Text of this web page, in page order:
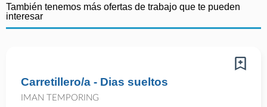
También tenemos más ofertas de trabajo que te pueden
interesar
Carretillero/a - Dias sueltos
IMAN TEMPORING